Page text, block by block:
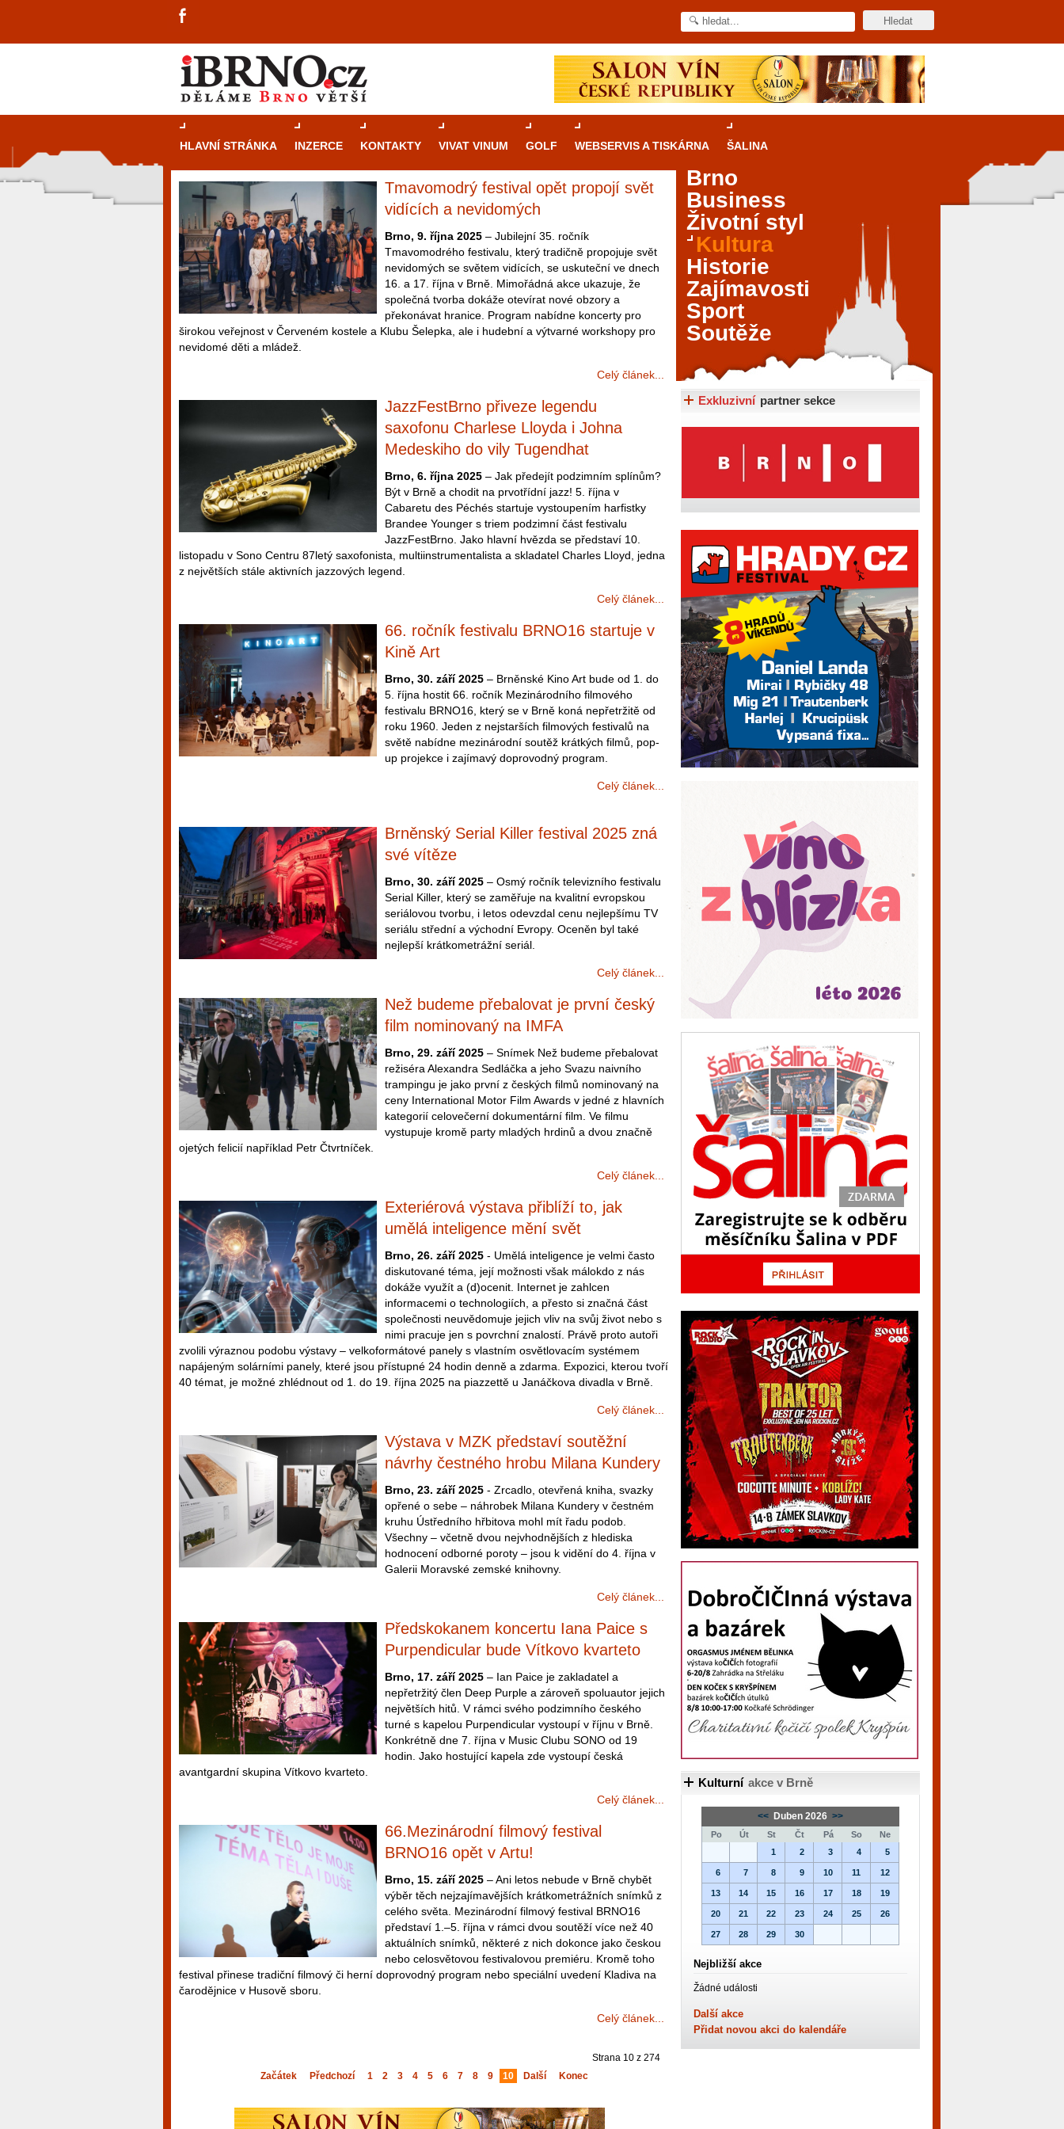
HLAVNÍ STRÁNKA INZERCE KONTAKTY VIVAT VINUM GOLF WEBSERVIS A TISKÁRNA ŠALINA
Tmavomodrý festival opět propojí svět
vidících a nevidomých
Brno, 9. října 2025 – Jubilejní 35. ročník
Tmavomodrého festivalu, který tradičně propojuje svět
nevidomých se světem vidících, se uskuteční ve dnech
16. a 17. října v Brně. Mimořádná akce ukazuje, že
společná tvorba dokáže otevírat nové obzory a
překonávat hranice. Program nabídne koncerty pro
širokou veřejnost v Červeném kostele a Klubu Šelepka, ale i hudební a výtvarné workshopy pro
nevidomé děti a mládež.
Celý článek...
JazzFestBrno přiveze legendu
saxofonu Charlese Lloyda i Johna
Medeskiho do vily Tugendhat
Brno, 6. října 2025 – Jak předejít podzimním splínům?
Být v Brně a chodit na prvotřídní jazz! 5. října v
Cabaretu des Péchés startuje vystoupením harfistky
Brandee Younger s triem podzimní část festivalu
JazzFestBrno. Jako hlavní hvězda se představí 10.
listopadu v Sono Centru 87letý saxofonista, multiinstrumentalista a skladatel Charles Lloyd, jedna
z největších stále aktivních jazzových legend.
Celý článek...
66. ročník festivalu BRNO16 startuje v
Kině Art
Brno, 30. září 2025 – Brněnské Kino Art bude od 1. do
5. října hostit 66. ročník Mezinárodního filmového
festivalu BRNO16, který se v Brně koná nepřetržitě od
roku 1960. Jeden z nejstarších filmových festivalů na
světě nabídne mezinárodní soutěž krátkých filmů, pop-
up projekce i zajímavý doprovodný program.
Celý článek...
Brněnský Serial Killer festival 2025 zná
své vítěze
Brno, 30. září 2025 – Osmý ročník televizního festivalu
Serial Killer, který se zaměřuje na kvalitní evropskou
seriálovou tvorbu, i letos odevzdal cenu nejlepšímu TV
seriálu střední a východní Evropy. Oceněn byl také
nejlepší krátkometrážní seriál.
Celý článek...
Než budeme přebalovat je první český
film nominovaný na IMFA
Brno, 29. září 2025 – Snímek Než budeme přebalovat
režiséra Alexandra Sedláčka a jeho Svazu naivního
trampingu je jako první z českých filmů nominovaný na
ceny International Motor Film Awards v jedné z hlavních
kategorií celovečerní dokumentární film. Ve filmu
vystupuje kromě party mladých hrdinů a dvou značně
ojetých felicií například Petr Čtvrtníček.
Celý článek...
Exteriérová výstava přiblíží to, jak
umělá inteligence mění svět
Brno, 26. září 2025 - Umělá inteligence je velmi často
diskutované téma, její možnosti však málokdo z nás
dokáže využít a (d)ocenit. Internet je zahlcen
informacemi o technologiích, a přesto si značná část
společnosti neuvědomuje jejich vliv na svůj život nebo s
nimi pracuje jen s povrchní znalostí. Právě proto autoři
zvolili výraznou podobu výstavy – velkoformátové panely s vlastním osvětlovacím systémem
napájeným solárními panely, které jsou přístupné 24 hodin denně a zdarma. Expozici, kterou tvoří
40 témat, je možné zhlédnout od 1. do 19. října 2025 na piazzettě u Janáčkova divadla v Brně.
Celý článek...
Výstava v MZK představí soutěžní
návrhy čestného hrobu Milana Kundery
Brno, 23. září 2025 - Zrcadlo, otevřená kniha, svazky
opřené o sebe – náhrobek Milana Kundery v čestném
kruhu Ústředního hřbitova mohl mít řadu podob.
Všechny – včetně dvou nejvhodnějších z hlediska
hodnocení odborné poroty – jsou k vidění do 4. října v
Galerii Moravské zemské knihovny.
Celý článek...
Předskokanem koncertu Iana Paice s
Purpendicular bude Vítkovo kvarteto
Brno, 17. září 2025 – Ian Paice je zakladatel a
nepřetržitý člen Deep Purple a zároveň spoluautor jejich
největších hitů. V rámci svého podzimního českého
turné s kapelou Purpendicular vystoupí v říjnu v Brně.
Konkrétně dne 7. října v Music Clubu SONO od 19
hodin. Jako hostující kapela zde vystoupí česká
avantgardní skupina Vítkovo kvarteto.
Celý článek...
66.Mezinárodní filmový festival
BRNO16 opět v Artu!
Brno, 15. září 2025 – Ani letos nebude v Brně chybět
výběr těch nejzajímavějších krátkometrážních snímků z
celého světa. Mezinárodní filmový festival BRNO16
představí 1.–5. října v rámci dvou soutěží více než 40
aktuálních snímků, některé z nich dokonce jako českou
nebo celosvětovou festivalovou premiéru. Kromě toho
festival přinese tradiční filmový či herní doprovodný program nebo speciální uvedení Kladiva na
čarodějnice v Husově sboru.
Celý článek...
Strana 10 z 274
Začátek
Předchozí 1 2 3 4 5 6 7 8 9 10 Další Konec
Průvodce
kasinovými hrami v Brně: Od
rulety po video automaty
Brno je městem známým pro zajímavé památky, skvělé
restaurace, divadla a univerzity. Mimo jiné je ale také
místem, kde si můžete legálně a bezpečně vyzkoušet
různé kasinové hry. V neustále kvetoucí moravské
metropoli naleznete širokou nabídku her od klasické
rulety až po moderní automaty jak pro pravidelné
návštěvníky, tak pro příležitostné hráče. V...
Celý článek...
Brno
Business
Životní styl
Kultura
Historie
Zajímavosti
Sport
Soutěže
Exkluzivní partner sekce
Kulturní akce v Brně
<< Duben 2026 >>
Po Út St Čt Pá So
Ne
1
2 3 4 5
6 7 8 9 10 11 12
13 14 15 16 17 18 19
20 21 22 23 24 25 26
27 28 29 30
Nejbližší akce
Žádné události
Další akce
Přidat novou akci do kalendáře